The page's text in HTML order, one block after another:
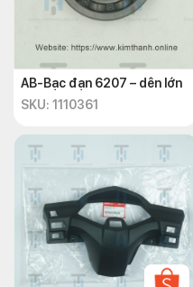
AB-Bạc đạn 6207 – dên lớn
SKU: 1110361